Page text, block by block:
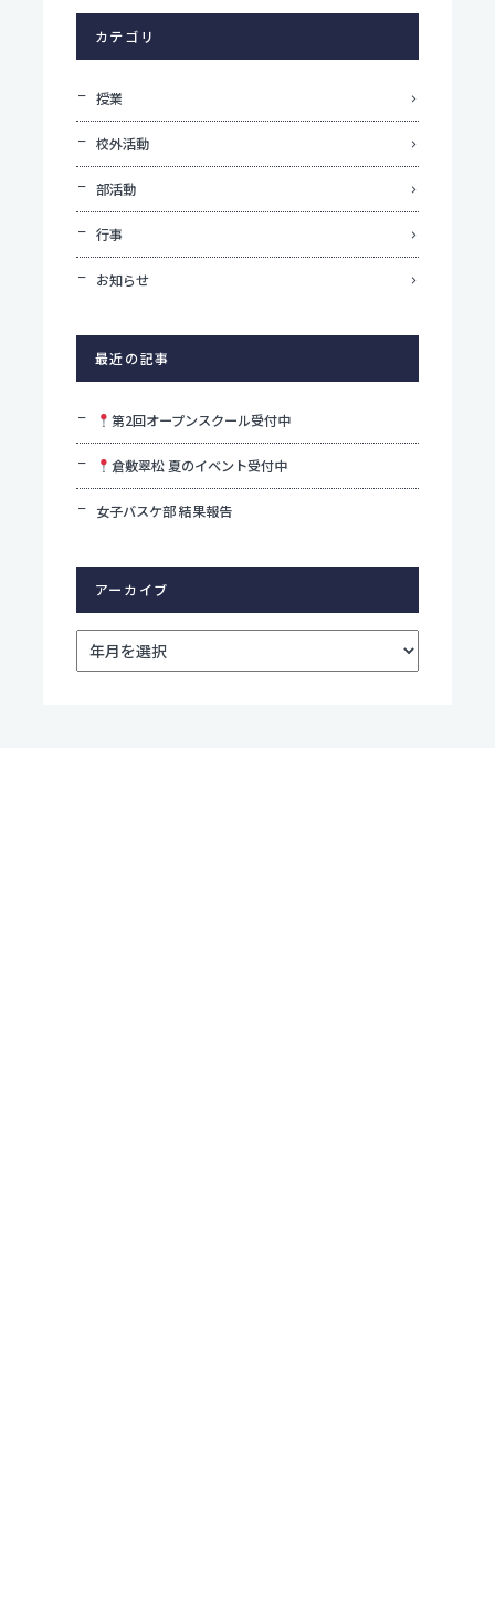
学校施設耐震化への取り組み状況
関連リンク
個人情報保護方針
サイトポリシー
カテゴリ
授業
校外活動
部活動
行事
お知らせ
最近の記事
第2回オープンスクール受付中
倉敷翠松 夏のイベント受付中
女子バスケ部 結果報告
アーカイブ